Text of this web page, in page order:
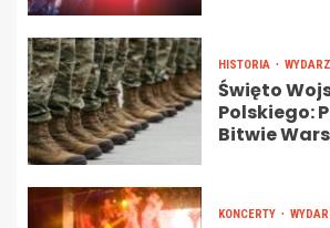
HISTORIA
Święto
Polskiego:
Bitwie
KONCERTY